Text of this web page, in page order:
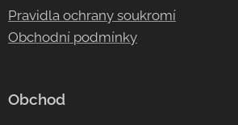
Pravidla ochrany soukromí
Obchodní podmínky
Obchod